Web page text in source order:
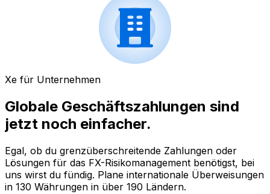
Xe für Unternehmen
Globale Geschäftszahlungen sind
jetzt noch einfacher.
Egal, ob du grenzüberschreitende Zahlungen oder
Lösungen für das FX-Risikomanagement benötigst, bei
uns wirst du fündig. Plane internationale Überweisungen
in 130 Währungen in über 190 Ländern.